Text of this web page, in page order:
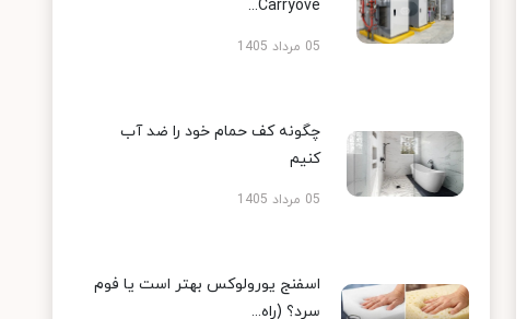
Carryove...
05 مرداد 1405
چگونه کف حمام خود را ضد آب
کنیم
05 مرداد 1405
اسفنج یورولوکس بهتر است یا فوم
سرد؟ (راه...